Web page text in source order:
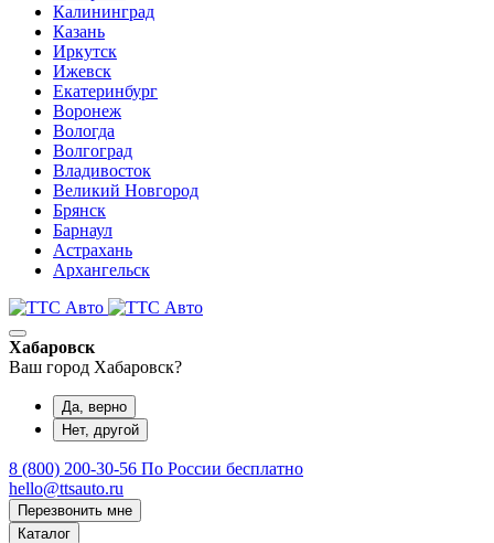
Калининград
Казань
Иркутск
Ижевск
Екатеринбург
Воронеж
Вологда
Волгоград
Владивосток
Великий Новгород
Брянск
Барнаул
Астрахань
Архангельск
Хабаровск
Ваш город Хабаровск?
Да, верно
Нет, другой
8 (800) 200-30-56 По России бесплатно
hello@ttsauto.ru
Перезвонить мне
Каталог